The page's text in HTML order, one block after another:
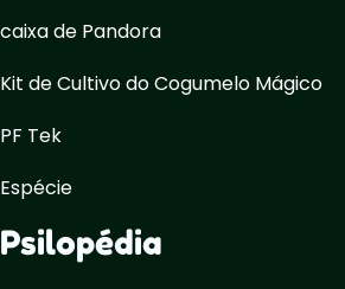
caixa de Pandora
Kit de Cultivo do Cogumelo Mágico
PF Tek
Espécie
Psilopédia